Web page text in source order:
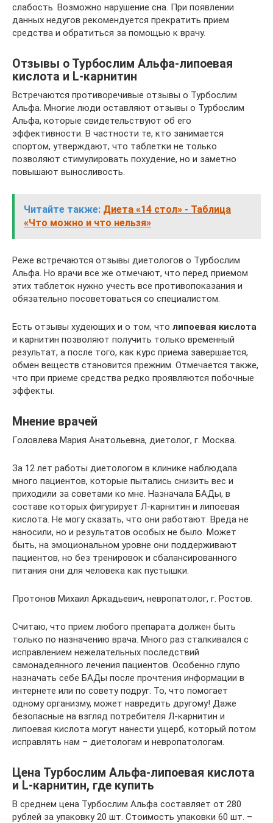
слабость. Возможно нарушение сна. При появлении
данных недугов рекомендуется прекратить прием
средства и обратиться за помощью к врачу.
Отзывы о Турбослим Альфа-липоевая
кислота и L-карнитин
Встречаются противоречивые отзывы о Турбослим
Альфа. Многие люди оставляют отзывы о Турбослим
Альфа, которые свидетельствуют об его
эффективности. В частности те, кто занимается
спортом, утверждают, что таблетки не только
позволяют стимулировать похудение, но и заметно
повышают выносливость.
Читайте также: Диета «14 стол» - Таблица
«Что можно и что нельзя»
Реже встречаются отзывы диетологов о Турбослим
Альфа. Но врачи все же отмечают, что перед приемом
этих таблеток нужно учесть все противопоказания и
обязательно посоветоваться со специалистом.
Есть отзывы худеющих и о том, что липоевая кислота
и карнитин позволяют получить только временный
результат, а после того, как курс приема завершается,
обмен веществ становится прежним. Отмечается также,
что при приеме средства редко проявляются побочные
эффекты.
Мнение врачей
Головлева Мария Анатольевна, диетолог, г. Москва.
За 12 лет работы диетологом в клинике наблюдала
много пациентов, которые пытались снизить вес и
приходили за советами ко мне. Назначала БАДы, в
составе которых фигурирует Л-карнитин и липоевая
кислота. Не могу сказать, что они работают. Вреда не
наносили, но и результатов особых не было. Может
быть, на эмоциональном уровне они поддерживают
пациентов, но без тренировок и сбалансированного
питания они для человека как пустышки.
Протонов Михаил Аркадьевич, невропатолог, г. Ростов.
Считаю, что прием любого препарата должен быть
только по назначению врача. Много раз сталкивался с
исправлением нежелательных последствий
самонадеянного лечения пациентов. Особенно глупо
назначать себе БАДы после прочтения информации в
интернете или по совету подруг. То, что помогает
одному организму, может навредить другому! Даже
безопасные на взгляд потребителя Л-карнитин и
липоевая кислота могут нанести ущерб, который потом
исправлять нам – диетологам и невропатологам.
Цена Турбослим Альфа-липоевая кислота
и L-карнитин, где купить
В среднем цена Турбослим Альфа составляет от 280
рублей за упаковку 20 шт. Стоимость упаковки 60 шт. –